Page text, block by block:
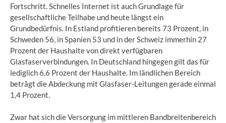
Fortschritt. Schnelles Internet ist auch Grundlage für
gesellschaftliche Teilhabe und heute längst ein
Grundbedürfnis. In Estland profitieren bereits 73 Prozent, in
Schweden 56, in Spanien 53 und in der Schweiz immerhin 27
Prozent der Haushalte von direkt verfügbaren
Glasfaserverbindungen. In Deutschland hingegen gilt das für
lediglich 6,6 Prozent der Haushalte. Im ländlichen Bereich
beträgt die Abdeckung mit Glasfaser-Leitungen gerade einmal
1,4 Prozent.
Zwar hat sich die Versorgung im mittleren Bandbreitenbereich